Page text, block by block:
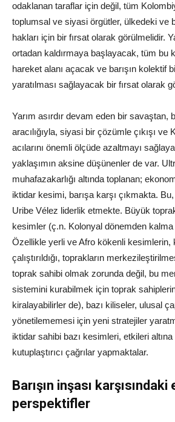
odaklanan taraflar için değil, tüm
toplumsal ve siyasi örgütler, ülkedeki ve
hakları için bir fırsat olarak görülmelidir.
ortadan kaldırmaya başlayacak, tüm bu
hareket alanı açacak ve barışın kolektif
yaratılması sağlayacak bir fırsat olarak
Yarım asırdır devam eden bir savaştan,
aracılığıyla, siyasi bir çözümle çıkışı ve
acılarını önemli ölçüde azaltmayı
yaklaşımın aksine düşünenler de var.
muhafazakarlığı altında toplanan;
iktidar kesimi, barışa karşı çıkmakta.
Uribe Vélez liderlik etmekte. Büyük
kesimler (ç.n. Kolonyal dönemden
Özellikle yerli ve Afro kökenli kesimlerin,
çalıştırıldığı, toprakların
toprak sahibi olmak zorunda değil, bu
sistemini kurabilmek için toprak
kiralayabilirler de), bazı kiliseler, ulusal
yönetilememesi için yeni stratejiler
iktidar sahibi bazı kesimleri, etkileri
kutuplaştırıcı çağrılar yapmaktalar.
Barışın inşası
perspektifler